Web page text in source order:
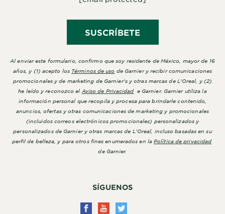
SÍGUENOS
SUSCRÍBETE
Al enviar este formulario, confirmo que soy residente de México, mayor de 16
años, y (1) acepto los Términos de uso de Garnier y recibir comunicaciones
promocionales y de marketing de Garnier's y otras marcas de L'Oreal, y (2)
he leído y reconozco el Aviso de Privacidade Garnier. Garnier utiliza la
información personal que recopila y procesa para brindarle contenido,
anuncios, ofertas y otras comunicaciones de marketing y promocionales
(incluidos correos electrónicos promocionales) personalizados y
personalizados de Garnier y otras marcas de L'Oreal, incluso basadas en su
perfil de belleza, y para otros fines enumerados en laPolítica de privacidad
de Garnier.